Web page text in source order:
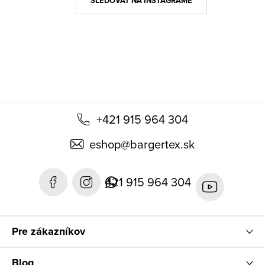
+421 915 964 304
eshop@bargertex.sk
421 915 964 304
Pre zákazníkov